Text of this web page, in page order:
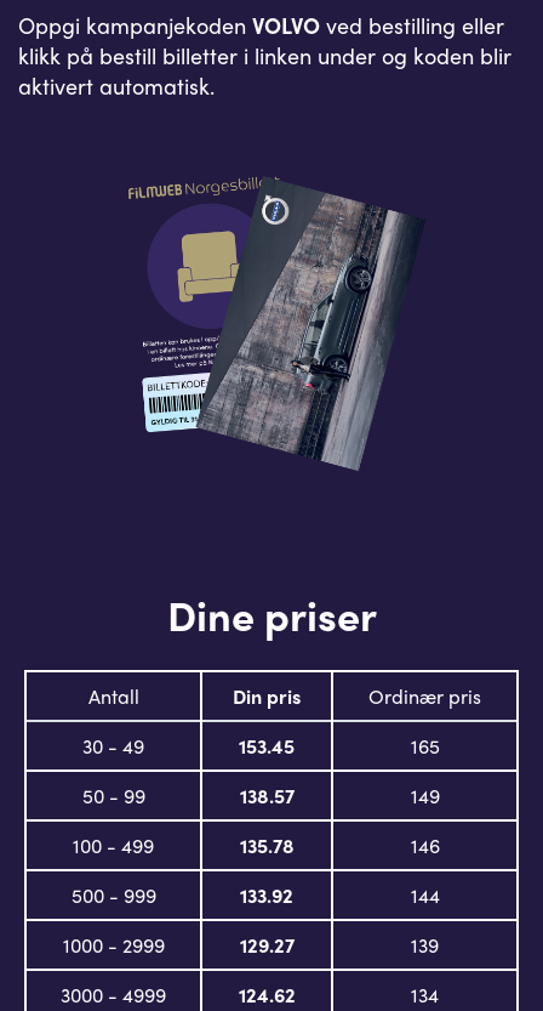
Oppgi kampanjekoden VOLVO ved bestilling eller
klikk på bestill billetter i linken under og koden blir
aktivert automatisk.
Dine priser
Antall Din pris
Ordinær pris
30 - 49
153.45
165
50 - 99
138.57
149
100 - 499
135.78
146
500 - 999
133.92
144
1000 - 2999
129.27
139
3000 - 4999
124.62
134